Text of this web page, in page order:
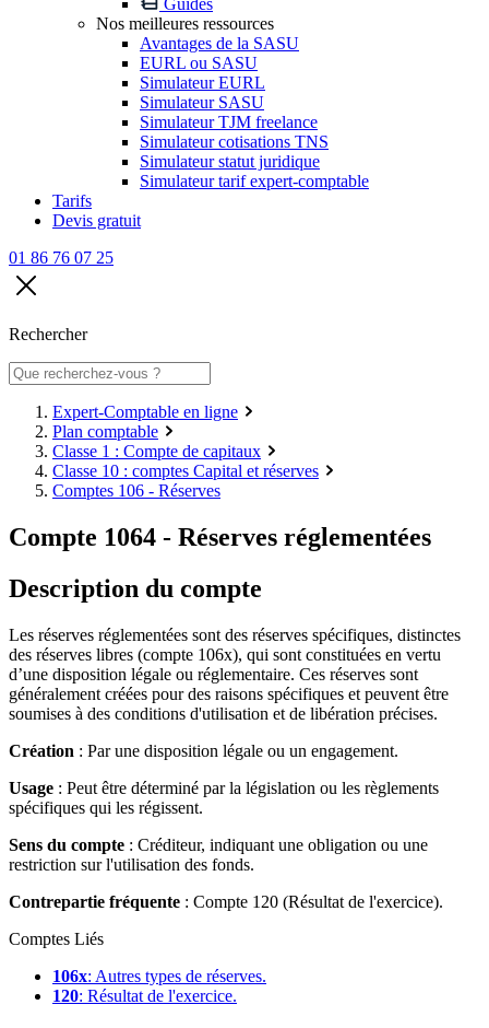
Guides
Nos meilleures ressources
Avantages de la SASU
EURL ou SASU
Simulateur EURL
Simulateur SASU
Simulateur TJM freelance
Simulateur cotisations TNS
Simulateur statut juridique
Simulateur tarif expert-comptable
Tarifs
Devis gratuit
01 86 76 07 25
Rechercher
Expert-Comptable en ligne
Plan comptable
Classe 1 : Compte de capitaux
Classe 10 : comptes Capital et réserves
Comptes 106 - Réserves
Compte 1064 - Réserves réglementées
Description du compte
Les réserves réglementées sont des réserves spécifiques, distinctes
des réserves libres (compte 106x), qui sont constituées en vertu
d’une disposition légale ou réglementaire. Ces réserves sont
généralement créées pour des raisons spécifiques et peuvent être
soumises à des conditions d'utilisation et de libération précises.
Création : Par une disposition légale ou un engagement.
Usage : Peut être déterminé par la législation ou les règlements
spécifiques qui les régissent.
Sens du compte : Créditeur, indiquant une obligation ou une
restriction sur l'utilisation des fonds.
Contrepartie fréquente : Compte 120 (Résultat de l'exercice).
Comptes Liés
106x: Autres types de réserves.
120: Résultat de l'exercice.